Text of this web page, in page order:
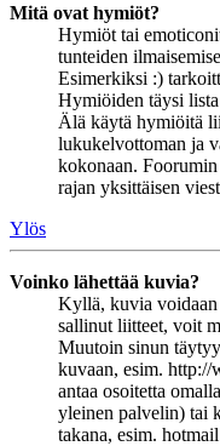
Mitä ovat hymiöt?
Hymiöt tai
tunteiden
Esimerkiksi :)
Hymiöiden täysi
Älä käytä hymiöitä
lukukelvottoman ja
kokonaan.
rajan yksittäisen
Ylös
Voinko lähettää kuvia?
Kyllä, kuvia voidaan
sallinut liitteet, voit
Muutoin sinun
kuvaan, esim.
antaa osoitetta
yleinen palvelin) tai
takana, esim.